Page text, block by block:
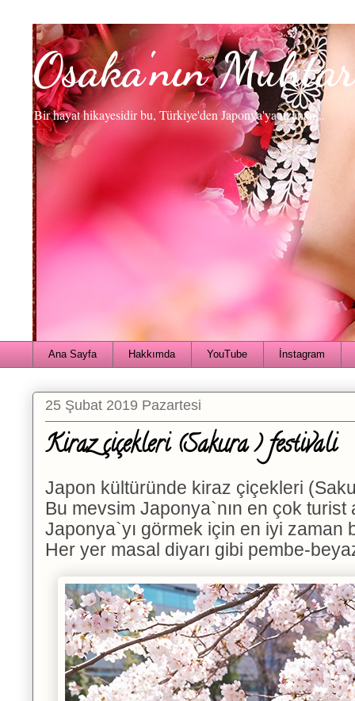
Osaka'nın
Bir hayat hikayesidir bu, Türkiye'den Japonya'ya uzanan...
Ana Sayfa Hakkımda YouTube İnstagram
25 Şubat 2019 Pazartesi
Kiraz çiçekleri (Sakura ) festivali
Japon kültüründe kiraz çiçekleri
Bu mevsim Japonya`nın en çok turist
Japonya`yı görmek için en iyi zaman
Her yer masal diyarı gibi pembe-